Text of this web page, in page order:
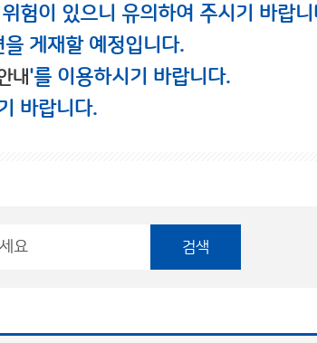
험이 있으니 유의하여 주시기 바랍니
게재할 예정입니다.
내'를 이용하시기 바랍니다.
바랍니다.
검색